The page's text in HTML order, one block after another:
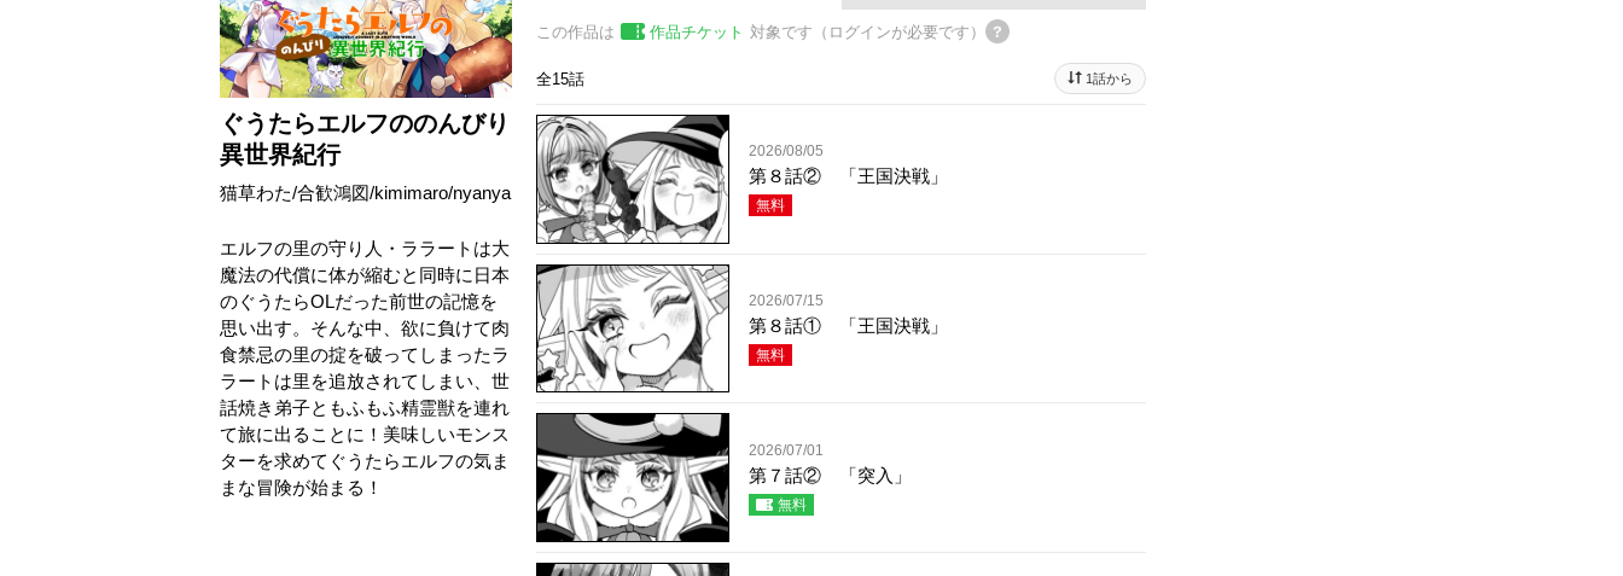
ぐうたらエルフののんびり
異世界紀行
猫草わた/合歓鴻図/kimimaro/nyanya
エルフの里の守り人・ララートは大
魔法の代償に体が縮むと同時に日本
のぐうたらOLだった前世の記憶を
思い出す。そんな中、欲に負けて肉
食禁忌の里の掟を破ってしまったラ
ラートは里を追放されてしまい、世
話焼き弟子ともふもふ精霊獣を連れ
て旅に出ることに！美味しいモンス
ターを求めてぐうたらエルフの気ま
まな冒険が始まる！
この作品は 作品チケット 対象です（ログインが必要です）
全15話 1話から
2026/08/05
第８話② 「王国決戦」
無料
2026/07/15
第８話① 「王国決戦」
無料
2026/07/01
第７話② 「突入」
無料